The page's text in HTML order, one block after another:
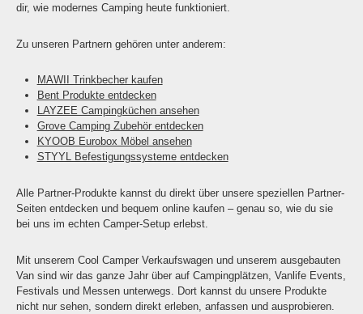
dir, wie modernes Camping heute funktioniert.
Zu unseren Partnern gehören unter anderem:
MAWII Trinkbecher kaufen
Bent Produkte entdecken
LAYZEE Campingküchen ansehen
Grove Camping Zubehör entdecken
KYOOB Eurobox Möbel ansehen
STYYL Befestigungssysteme entdecken
Alle Partner-Produkte kannst du direkt über unsere speziellen Partner-
Seiten entdecken und bequem online kaufen – genau so, wie du sie
bei uns im echten Camper-Setup erlebst.
Mit unserem Cool Camper Verkaufswagen und unserem ausgebauten
Van sind wir das ganze Jahr über auf Campingplätzen, Vanlife Events,
Festivals und Messen unterwegs. Dort kannst du unsere Produkte
nicht nur sehen, sondern direkt erleben, anfassen und ausprobieren.